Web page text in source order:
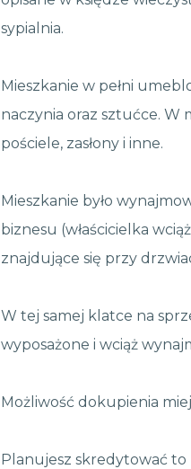
sypialnia.
Mieszkanie w pełni
naczynia oraz sztućce. W
pościele, zasłony i inne.
Mieszkanie było
biznesu (właścicielka
znajdujące się przy
W tej samej klatce na
wyposażone i wciąż
Możliwość dokupienia
Planujesz skredytować to